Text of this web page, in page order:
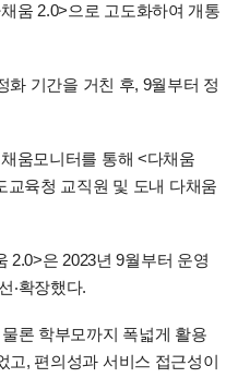
움 2.0>으로 고도화하여 개통
화 기간을 거친 후, 9월부터 정
움모니터를 통해 <다채움
교육청 교직원 및 도내 다채움
2.0>은 2023년 9월부터 운영
‧확장했다.
론 학부모까지 폭넓게 활용
고, 편의성과 서비스 접근성이